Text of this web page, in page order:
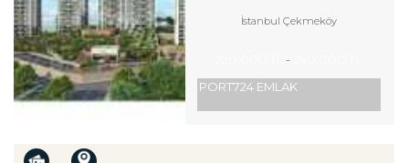
İstanbul Çekmeköy
-
PORT724 EMLAK